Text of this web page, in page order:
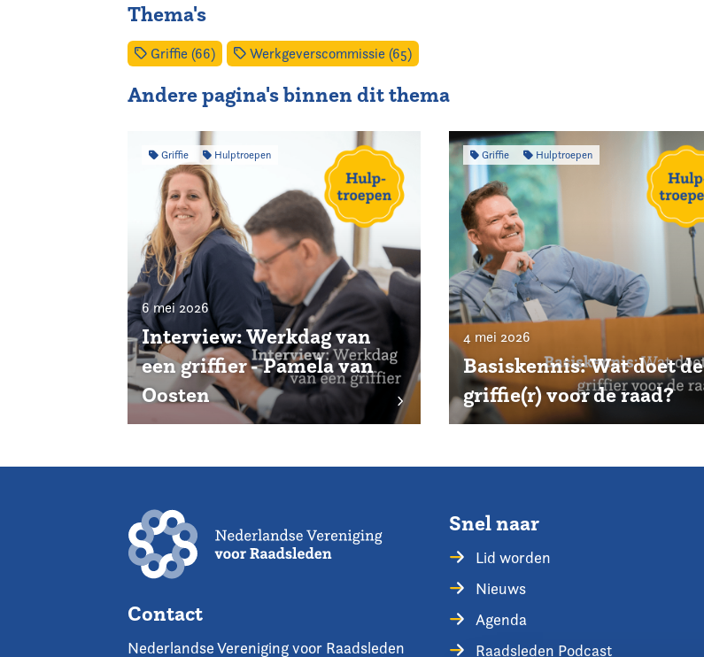
Thema's
Griffie (66) Werkgeverscommissie (65)
Andere pagina's binnen dit thema
Griffie Hulptroepen
6 mei 2026
Interview: Werkdag van
een griffier - Pamela van
Oosten
Griffie Hulptroepen
4 mei 2026
Basiskennis: Wat doet de
griffie(r) voor de raad?
Contact
Nederlandse Vereniging voor Raadsleden
Snel naar
Lid worden
Nieuws
Agenda
Raadsleden Podcast